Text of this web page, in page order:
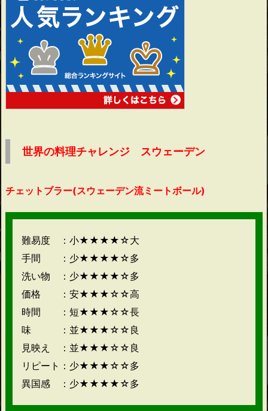
世界の料理チャレンジ スウェーデン
チェットブラー(スウェーデン流ミートボール)
難易度 ：小★★★★☆大
手間 ：少★★★★☆多
洗い物 ：少★★★★☆多
価格 ：安★★★☆☆高
時間 ：短★★★☆☆長
味 ：並★★★☆☆良
見映え ：並★★★☆☆良
リピート：少★★★☆☆多
異国感 ：少★★★★☆多